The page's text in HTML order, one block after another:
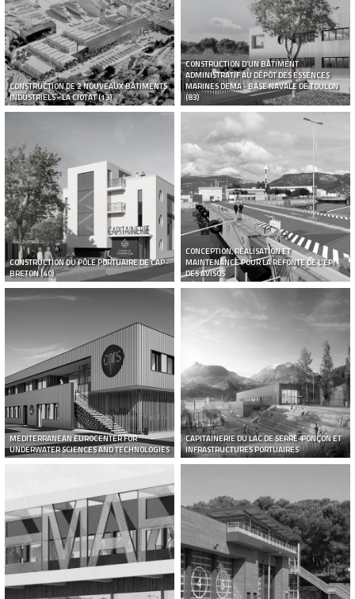
CONSTRUCTION DE 2 NOUVEAUX BÂTIMENTS
INDUSTRIELS - LA CIOTAT (13)
CONSTRUCTION D’UN BÂTIMENT
ADMINISTRATIF AU DÉPÔT DES ESSENCES
MARINES DEMA - BASE NAVALE DE TOULON
(83)
CONSTRUCTION DU PÔLE PORTUAIRE DE CAP-
BRETON (40)
CONCEPTION, RÉALISATION ET
MAINTENANCE POUR LA REFONTE DE L'EPI
DES AVISOS
MEDITERRANEAN EUROCENTER FOR
UNDERWATER SCIENCES AND TECHNOLOGIES
CAPITAINERIE DU LAC DE SERRE-PONÇON ET
INFRASTRUCTURES PORTUAIRES